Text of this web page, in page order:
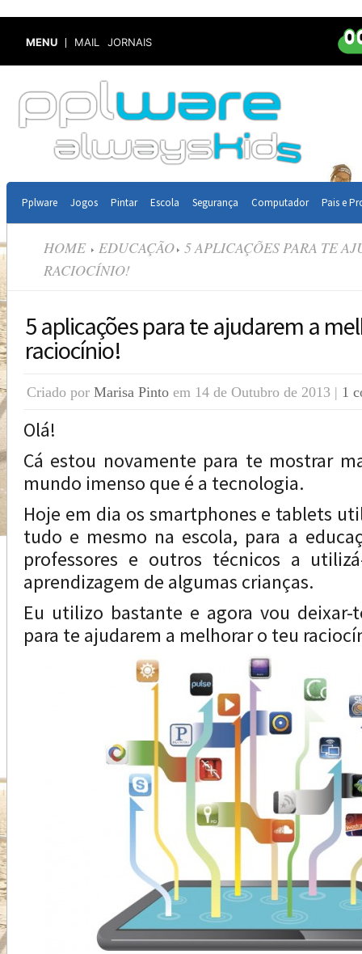
MENU MAIL JORNAIS
Pplware Jogos Pintar Escola Segurança Computador Pais e
HOME EDUCAÇÃO 5 APLICAÇÕES PARA TE
RACIOCÍNIO!
5 aplicações para te ajudarem a
raciocínio!
Criado por Marisa Pinto em 14 de Outubro de 2013 | 1
Olá!
Cá estou novamente para te mostrar
mundo imenso que é a tecnologia.
Hoje em dia os smartphones e tablets
tudo e mesmo na escola, para a
professores e outros técnicos a
aprendizagem de algumas crianças.
Eu utilizo bastante e agora vou deixar-
para te ajudarem a melhorar o teu